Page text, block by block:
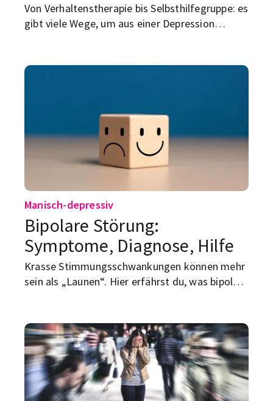
Von Verhaltenstherapie bis Selbsthilfegruppe: es
gibt viele Wege, um aus einer Depression
Platz findest.
Manisch-depressiv
Bipolare Störung:
Symptome, Diagnose, Hilfe
Krasse Stimmungsschwankungen können mehr
sein als „Launen“. Hier erfährst du, was bipolar
kannst.